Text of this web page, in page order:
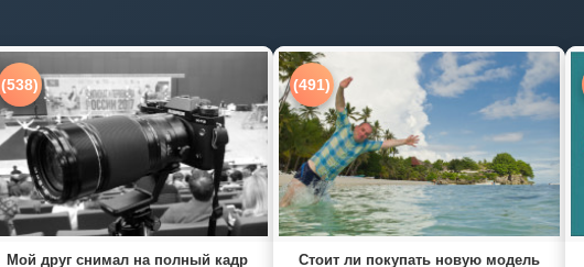
(538)
Мой друг снимал на полный кадр
(491)
Стоит ли покупать новую модель